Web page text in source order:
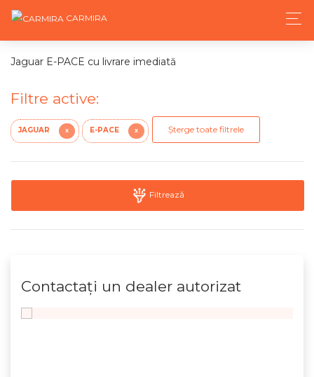
CARMIRA
Jaguar E-PACE cu livrare imediată
Filtre active:
JAGUAR X E-PACE X Șterge toate filtrele
Filtrează
Contactaţi un dealer autorizat